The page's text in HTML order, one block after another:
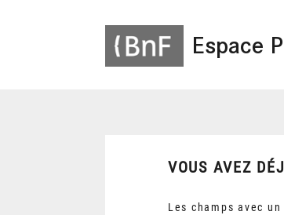
Espace
VOUS AVEZ
Les champs avec